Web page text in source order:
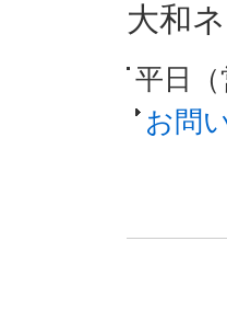
大和
平日
お問